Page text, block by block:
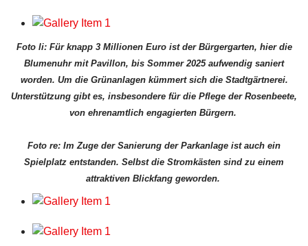
Foto li: Für knapp 3 Millionen Euro ist der Bürgergarten, hier die
Blumenuhr mit Pavillon, bis Sommer 2025 aufwendig saniert
worden. Um die Grünanlagen kümmert sich die Stadtgärtnerei.
Unterstützung gibt es, insbesondere für die Pflege der Rosenbeete,
von ehrenamtlich engagierten Bürgern.
Foto re: Im Zuge der Sanierung der Parkanlage ist auch ein
Spielplatz entstanden. Selbst die Stromkästen sind zu einem
attraktiven Blickfang geworden.